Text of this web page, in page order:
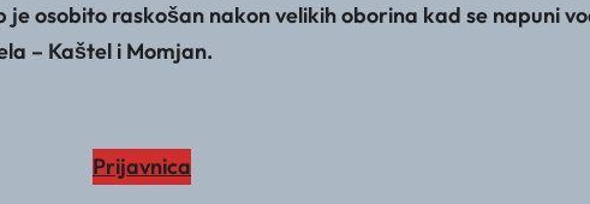
osobito raskošan nakon velikih oborina kad se napuni
– Kaštel i Momjan.
Prijavnica